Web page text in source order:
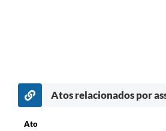
Atos relacionados por
Ato